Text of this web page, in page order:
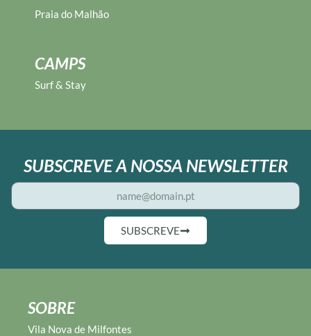
Praia do Malhão
CAMPS
Surf & Stay
SUBSCREVE A NOSSA NEWSLETTER
SUBSCREVE
SOBRE
Vila Nova de Milfontes